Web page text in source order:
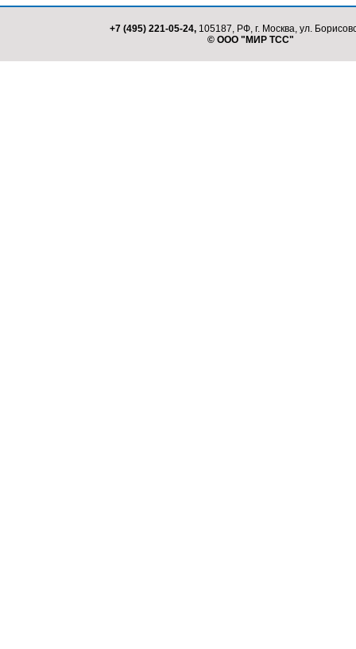
+7 (495) 221-05-24, 105187, РФ, г. Москва, ул.
© ООО "МИР ТСС"